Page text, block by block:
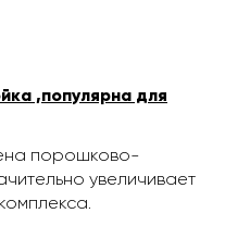
,популярна для
порошково-
увеличивает